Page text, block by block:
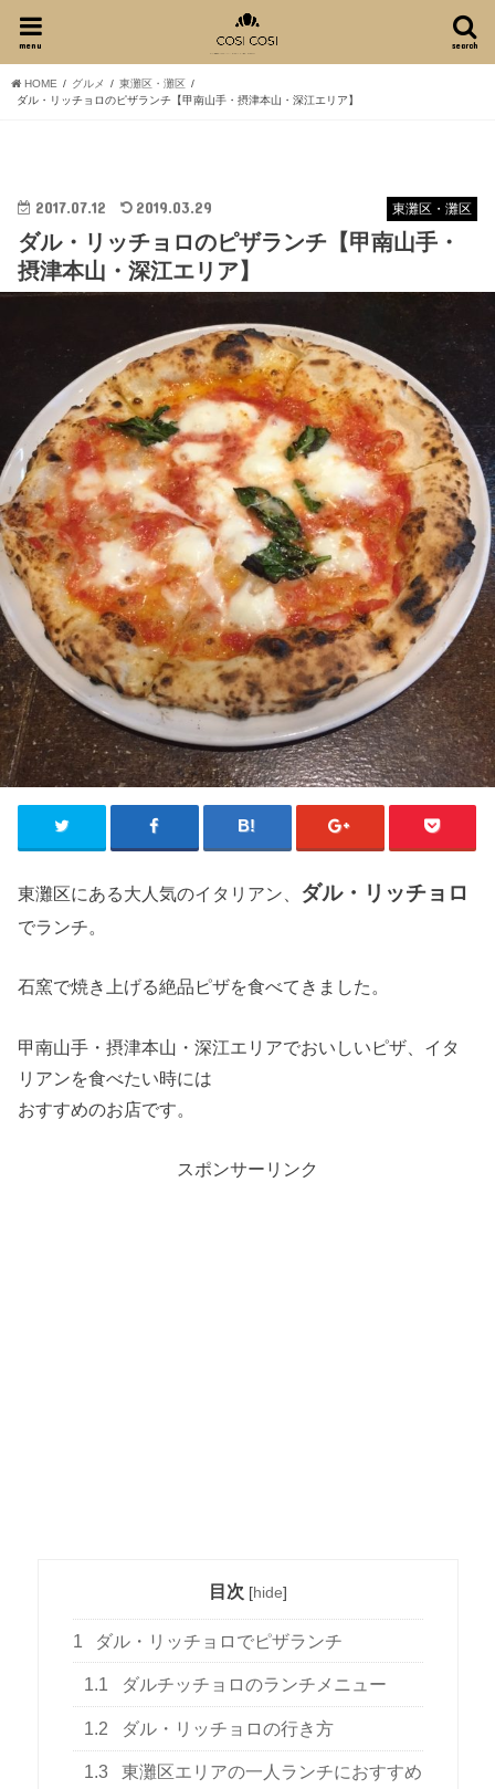
search
menu
HOME グルメ
東灘区・灘区
ダル・リッチョロのピザランチ【甲南山手・摂津本山・深江エリア】
東灘区・灘区
2017.07.12 2019.03.29
ダル・リッチョロのピザランチ【甲南山手・
摂津本山・深江エリア】
東灘区にある大人気のイタリアン、 ダル・リッチョロ
でランチ。
石窯で焼き上げる絶品ピザを食べてきました。
甲南山手・摂津本山・深江エリアでおいしいピザ、イタ
リアンを食べたい時には
おすすめのお店です。
スポンサーリンク
目次 [hide]
1 ダル・リッチョロでピザランチ
1.1 ダルチッチョロのランチメニュー
1.2 ダル・リッチョロの行き方
1.3 東灘区エリアの一人ランチにおすすめ